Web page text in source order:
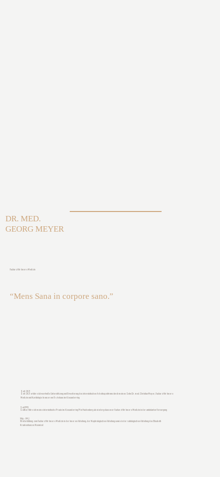
“Mens Sana in corpore sano.”
Facharzt für Innere Medizin
DR. MED.
GEORG MEYER
Seit 2021
Seit 2021 erfahre ich wertvolle Unterstützung und Erweiterung des internistischen Arbeitsspektrums durch meinen Sohn Dr. med. Christian Meyer, Facharzt für Innere
Medizin und Kardiologie In unserem Ärztehaus im Alexanderring
Seit 1993
Seither führe ich meine internistische Praxis im Alexanderring 19 in Hachenburg als niedergelassener Facharzt für Innere Medizin in der ambulanten Versorgung
1986 - 1992
Weiterbildung zum Facharzt für Innere Medizin in der Inneren Abteilung, der Nephrologischen Abteilung sowie in der radiologischen Abteilung des Elisabeth
Krankenhauses Neuwied